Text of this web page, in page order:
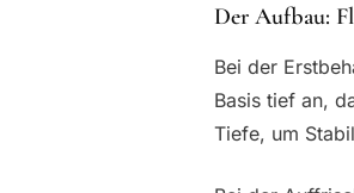
Der Aufbau:
Bei der
Basis tief an,
Tiefe, um